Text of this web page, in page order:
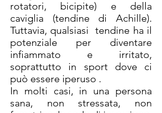
rotatori, bicipite) e della
caviglia (tendine di Achille).
Tuttavia, qualsiasi tendine ha il
potenziale per diventare
infiammato e irritato,
soprattutto in sport dove ci
può essere iperuso .
In molti casi, in una persona
sana, non stressata, non